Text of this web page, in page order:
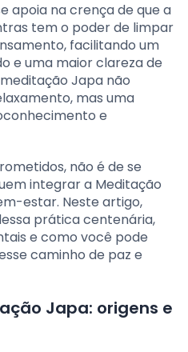
apoia na crença de que a
tem o poder de limpar
facilitando um
e uma maior clareza de
Japa não
mas uma
e
não é de se
integrar a Meditação
estar. Neste artigo,
prática centenária,
e como você pode
caminho de paz e
Japa: origens e